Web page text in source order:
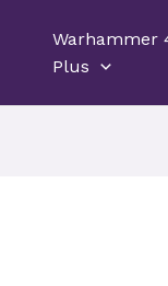
Warhammer
Plus